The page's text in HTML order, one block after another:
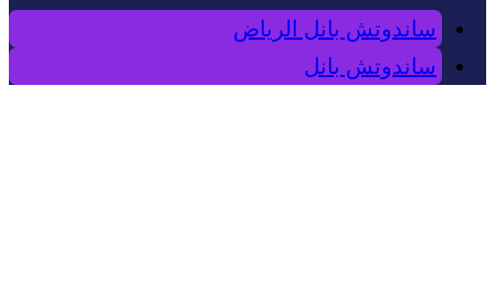
ساندوتش بانل الرياض
ساندوتش بانل